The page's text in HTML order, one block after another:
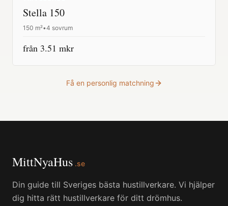
Stella 150
150 m²•4 sovrum
från 3.51 mkr
Få en personlig matchning
MittNyaHus .se
Din guide till Sveriges bästa hustillverkare. Vi hjälper
dig hitta rätt hustillverkare för ditt drömhus.